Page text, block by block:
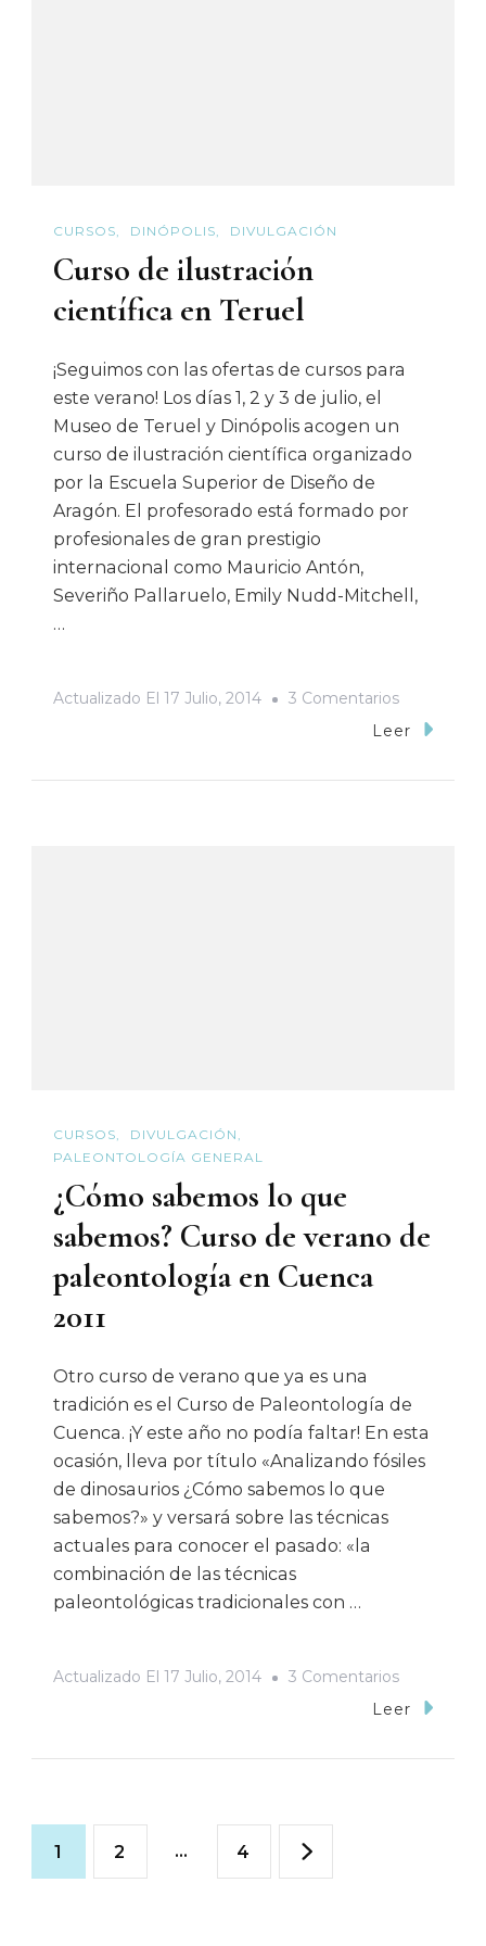
CURSOS DINÓPOLIS DIVULGACIÓN
Curso de ilustración
científica en Teruel
¡Seguimos con las ofertas de cursos para
este verano! Los días 1, 2 y 3 de julio, el
Museo de Teruel y Dinópolis acogen un
curso de ilustración científica organizado
por la Escuela Superior de Diseño de
Aragón. El profesorado está formado por
profesionales de gran prestigio
internacional como Mauricio Antón,
Severiño Pallaruelo, Emily Nudd-Mitchell,
…
Actualizado El 17 Julio, 2014 3 ComentariosEn
Curso
Leer
CURSOS
DIVULGACIÓN
PALEONTOLOGÍA GENERAL
¿Cómo sabemos lo que
sabemos? Curso de verano de
paleontología en Cuenca
2011
Otro curso de verano que ya es una
tradición es el Curso de Paleontología de
Cuenca. ¡Y este año no podía faltar! En esta
ocasión, lleva por título «Analizando fósiles
de dinosaurios ¿Cómo sabemos lo que
sabemos?» y versará sobre las técnicas
actuales para conocer el pasado: «la
combinación de las técnicas
paleontológicas tradicionales con …
Actualizado El 17 Julio, 2014 3 ComentariosEn
¿Cómo
Leer
Navegación
Página
1 Página
2 … Página
4